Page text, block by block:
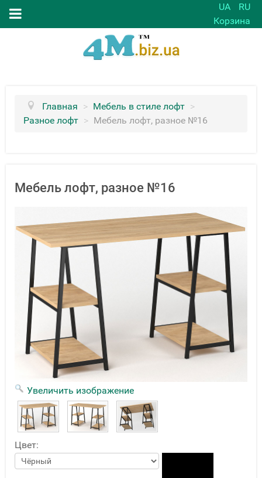
UA
RU
Корзина
Главная > Мебель в стиле лофт >
Разное лофт > Мебель лофт, разное №16
Мебель лофт, разное №16
Увеличить изображение
Цвет: